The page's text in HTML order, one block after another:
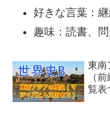
好きな言葉：
趣味：読書、
東南
（
覧表